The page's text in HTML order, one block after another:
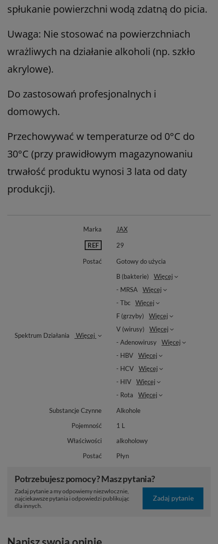
spłukanie powierzchni wodą zdatną do picia.
Uwaga: Nie stosować na powierzchniach
wrażliwych na działanie alkoholi (np. szkło
akrylowe).
Do zastosowań profesjonalnych i
domowych.
Przechowywać w temperaturze od 0°C do
30°C (przy prawidłowym magazynowaniu
trwałość produktu wynosi 3 lata od daty
produkcji).
Marka JAX
REF 29
Postać Gotowy do użycia
Spektrum Działania Więcej
B (bakterie)
Więcej
- MRSA
Więcej
- Tbc
Więcej
F (grzyby)
Więcej
V (wirusy)
Więcej
- Adenowirusy
Więcej
- HBV
Więcej
- HCV
Więcej
- HIV
Więcej
- Rota
Więcej
Substancje Czynne
Alkohole
Pojemność
1 L
Właściwości
alkoholowy
Postać
Płyn
Potrzebujesz pomocy? Masz pytania?
Zadaj pytanie a my odpowiemy niezwłocznie,
najciekawsze pytania i odpowiedzi publikując
dla innych.
Zadaj pytanie